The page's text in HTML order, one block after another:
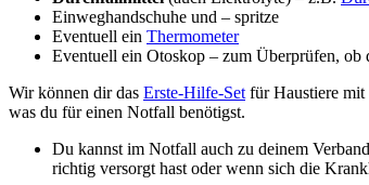
Einweghandschuhe und – spritze
Eventuell ein Thermometer
Eventuell ein Otoskop – zum Überprüfen, ob
Wir können dir das Erste-Hilfe-Set für Haustiere mit
was du für einen Notfall benötigst.
Du kannst im Notfall auch zu deinem
richtig versorgt hast oder wenn sich die